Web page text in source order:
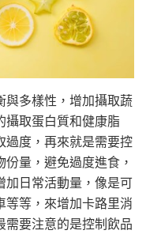
與多樣性，增加攝取蔬
攝取蛋白質和健康脂
過度，再來就是需要控
量，避免過度進食，
加日常活動量，像是可
等，來增加卡路里消
要注意的是控制飲品